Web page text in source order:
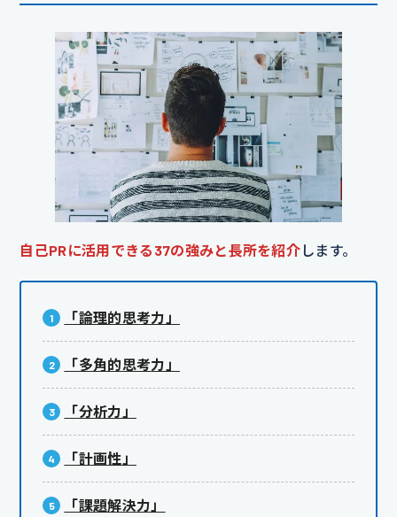
自己PRに活用できる37の強みと長所を紹介 します。
「論理的思考力」
「多角的思考力」
「分析力」
「計画性」
「課題解決力」